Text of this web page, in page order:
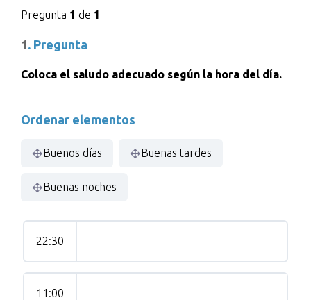
Pregunta 1 de 1
1. Pregunta
Coloca el saludo adecuado según la hora del día.
Ordenar elementos
Buenos días Buenas tardes
Buenas noches
22:30
11:00